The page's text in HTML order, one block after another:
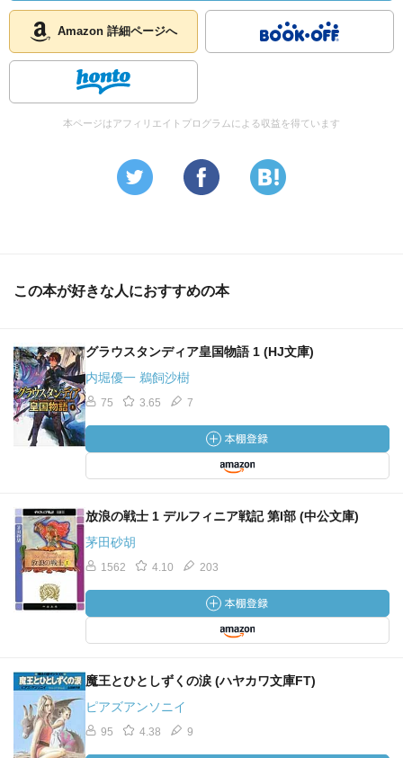
Amazon 詳細ページへ
本ページはアフィリエイトプログラムによる収益を得ています
この本が好きな人におすすめの本
グラウスタンディア皇国物語 1 (HJ文庫)
内堀優一 鵜飼沙樹
75 3.65 7
放浪の戦士 1 デルフィニア戦記 第I部 (中公文庫)
茅田砂胡
1562 4.10 203
魔王とひとしずくの涙 (ハヤカワ文庫FT)
ピアズアンソニイ
95 4.38 9